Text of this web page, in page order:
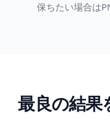
保ちたい場合は
最良の結果